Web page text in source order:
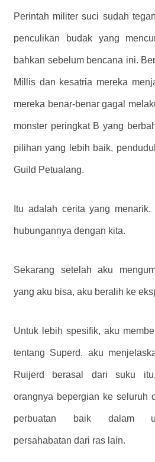
Perintah militer suci sudah
penculikan budak yang
bahkan sebelum bencana ini.
Millis dan kesatria mereka
mereka benar-benar gagal
monster peringkat B yang
pilihan yang lebih baik,
Guild Petualang.
Itu adalah cerita yang
hubungannya dengan kita.
Sekarang setelah aku
yang aku bisa, aku beralih ke
Untuk lebih spesifik, aku
tentang Superd. aku
Ruijerd berasal dari suku
orangnya bepergian ke seluruh
perbuatan baik dalam
persahabatan dari ras lain.